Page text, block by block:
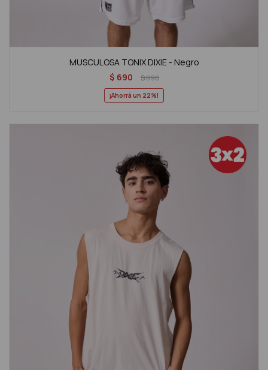
MUSCULOSA TONIX DIXIE - Negro
$ 690 $890
22